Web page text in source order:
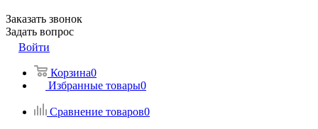
Заказать звонок
Задать вопрос
Войти
Корзина0
Избранные товары0
Сравнение товаров0